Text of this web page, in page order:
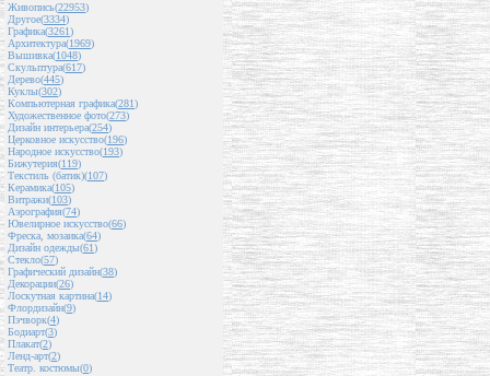
Живопись(22953)
Другое(3334)
Графика(3261)
Архитектура(1969)
Вышивка(1048)
Скульптура(617)
Дерево(445)
Куклы(302)
Компьютерная графика(281)
Художественное фото(273)
Дизайн интерьера(254)
Церковное искусство(196)
Народное искусство(193)
Бижутерия(119)
Текстиль (батик)(107)
Керамика(105)
Витражи(103)
Аэрография(74)
Ювелирное искусство(66)
Фреска, мозаика(64)
Дизайн одежды(61)
Стекло(57)
Графический дизайн(38)
Декорации(26)
Лоскутная картина(14)
Флордизайн(9)
Пэчворк(4)
Бодиарт(3)
Плакат(2)
Ленд-арт(2)
Театр. костюмы(0)